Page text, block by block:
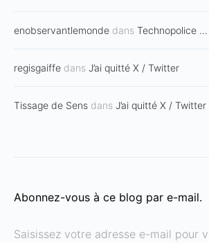
enobservantlemonde dans Technopolice …
regisgaiffe dans J’ai quitté X / Twitter
Tissage de Sens dans J’ai quitté X / Twitter
Abonnez-vous à ce blog par e-mail.
Saisissez votre adresse e-mail pour